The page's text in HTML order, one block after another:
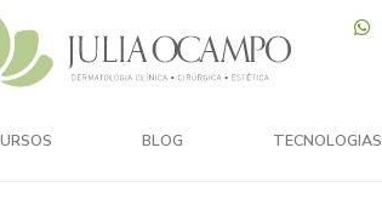
BLOG TECNOLOGIAS